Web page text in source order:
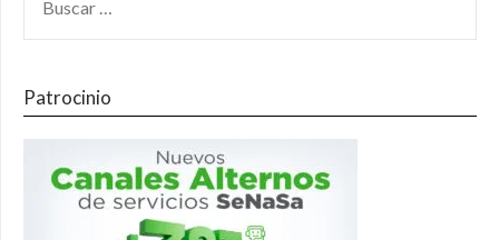
Patrocinio